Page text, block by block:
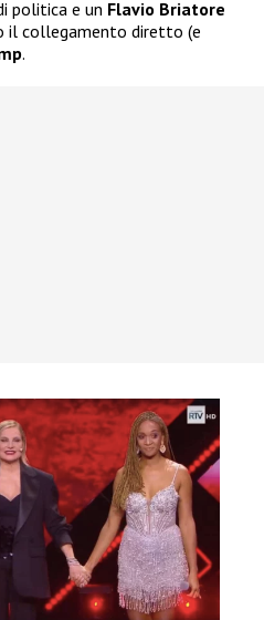
politica e un Flavio Briatore
il collegamento diretto (e
.